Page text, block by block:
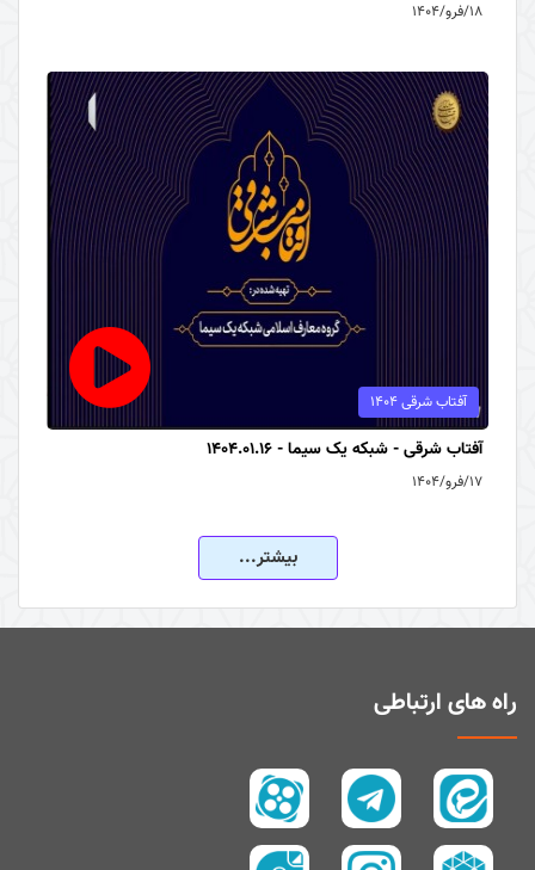
۱۸/فرو/۱۴۰۴
آفتاب شرقی 1404
آفتاب شرقی - شبکه یک سیما - 1404.01.16
۱۷/فرو/۱۴۰۴
بیشتر...
راه های ارتباطی